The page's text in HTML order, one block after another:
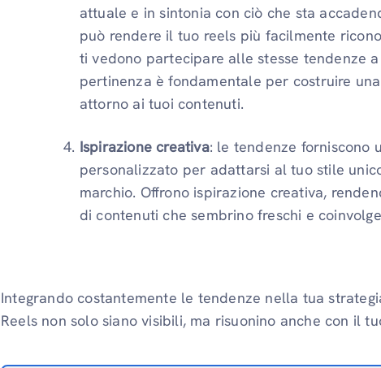
attuale e in sintonia con ciò che sta
può rendere il tuo reels più facilmente
ti vedono partecipare alle stesse tendenze
pertinenza è fondamentale per costruire
attorno ai tuoi contenuti.
Ispirazione creativa: le tendenze forniscono
personalizzato per adattarsi al tuo stile
marchio. Offrono ispirazione creativa,
di contenuti che sembrino freschi e
Integrando costantemente le tendenze nella tua
Reels non solo siano visibili, ma risuonino anche con il